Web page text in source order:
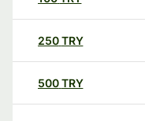
250TRY
500TRY